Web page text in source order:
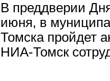
В преддверии
июня, в
Томска пройдет
НИА-Томск